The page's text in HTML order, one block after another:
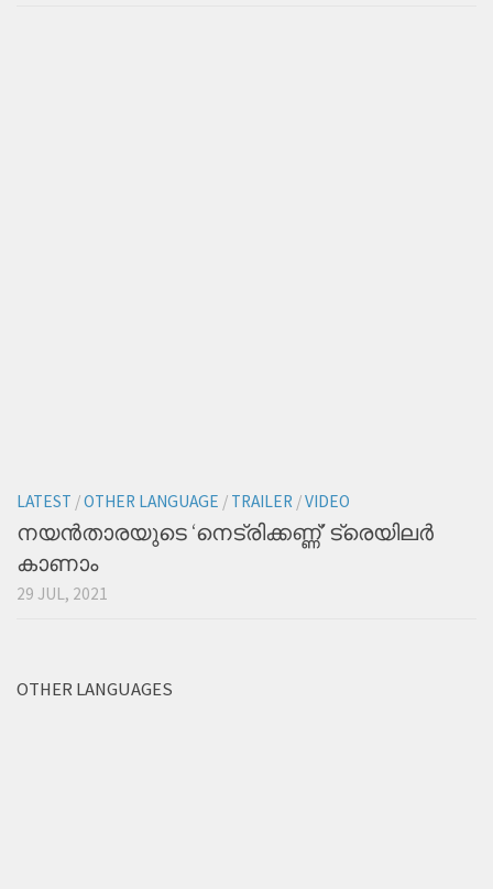
LATEST /OTHER LANGUAGE / TRAILER /VIDEO
നയന്‍താരയുടെ ‘നെട്രിക്കണ്ണ്’ ട്രെയിലര്‍
കാണാം
29 JUL, 2021
OTHER LANGUAGES